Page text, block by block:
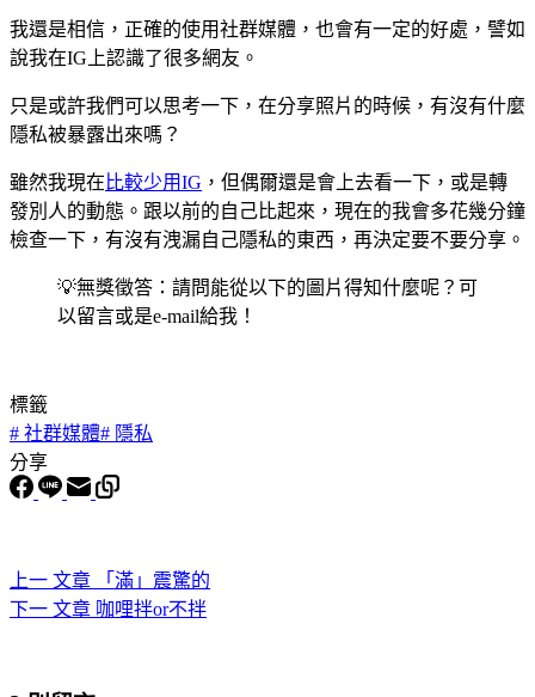
我還是相信，正確的使用社群媒體，也會有一定的好處，譬如
說我在IG上認識了很多網友。
只是或許我們可以思考一下，在分享照片的時候，有沒有什麼
隱私被暴露出來嗎？
雖然我現在 比較少用IG ，但偶爾還是會上去看一下，或是轉
發別人的動態。跟以前的自己比起來，現在的我會多花幾分鐘
檢查一下，有沒有洩漏自己隱私的東西，再決定要不要分享。
💡無獎徵答：請問能從以下的圖片得知什麼呢？可
以留言或是e-mail給我！
標籤
# 社群媒體# 隱私
分享
上一 文章
「滿」震驚的
下一 文章 咖哩拌or不拌